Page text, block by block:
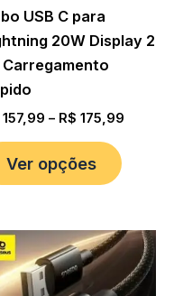
USB C para
20W Display 2
Carregamento
157,99 – R$ 175,99
Ver opções